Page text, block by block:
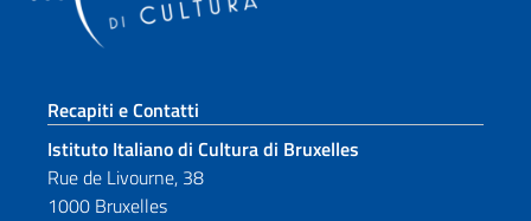
Sezione footer
Recapiti e Contatti
Istituto Italiano di Cultura di Bruxelles
Rue de Livourne, 38
1000 Bruxelles